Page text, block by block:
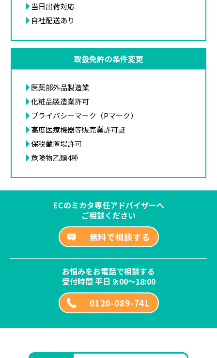
当日出荷対応
自社配送あり
取扱免許の条件変更
医薬部外品製造業
化粧品製造業許可
プライバシーマーク（Pマーク）
高度医療機器等販売業許可証
保税蔵置場許可
危険物乙類4種
ECのミカタ専任アドバイザーへ
ご相談ください
無料で相談する
お悩みをお電話で相談する
受付時間 平日 9:00～18:00
0120-089-741